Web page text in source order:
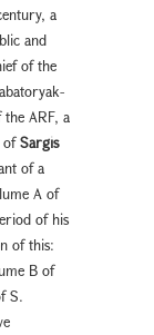
a
and
of the
ARF, a
ofSargis
of a
A of
of his
of this:
B of
S.